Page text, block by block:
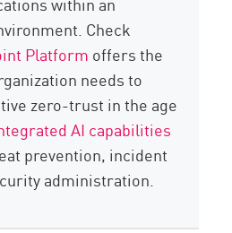
Check
Platform offers the
needs to
zero-trust in the age
AI capabilities
prevention, incident
administration.